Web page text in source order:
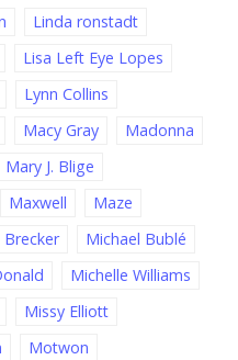
Linda ronstadt
Lisa Left Eye Lopes
Lynn Collins
Macy Gray
Madonna
Mary J. Blige
Maxwell
Maze
Brecker
Michael Bublé
Michelle Williams
Missy Elliott
Motwon